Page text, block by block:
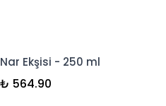
Nar Ekşisi - 250 ml
₺ 564.90